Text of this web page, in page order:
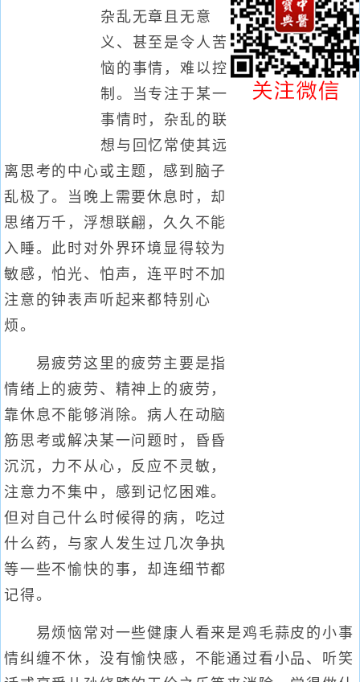
杂乱无章且无意
义、甚至是令人苦
恼的事情，难以控
制。当专注于某一
事情时，杂乱的联
想与回忆常使其远
离思考的中心或主题，感到脑子
乱极了。当晚上需要休息时，却
思绪万千，浮想联翩，久久不能
入睡。此时对外界环境显得较为
敏感，怕光、怕声，连平时不加
注意的钟表声听起来都特别心
烦。
易疲劳这里的疲劳主要是指
情绪上的疲劳、精神上的疲劳，
靠休息不能够消除。病人在动脑
筋思考或解决某一问题时，昏昏
沉沉，力不从心，反应不灵敏，
注意力不集中，感到记忆困难。
但对自己什么时候得的病，吃过
什么药，与家人发生过几次争执
等一些不愉快的事，却连细节都
记得。
易烦恼常对一些健康人看来是鸡毛蒜皮的小事
情纠缠不休，没有愉快感，不能通过看小品、听笑